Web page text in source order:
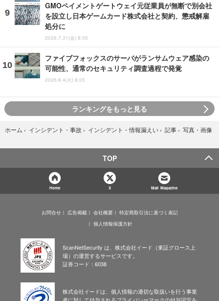
GMOペイメントゲートウェイ元従業員が無断で別会社
を設立し日本ゲームカード株式会社と契約、懲戒解雇
処分に
2026.7.31(金) 8:05
ファイブフォックスのサーバがランサムウェア感染の
可能性、通常のセキュリティ調査過程で発覚
2026.8.4(火) 8:05
ランキングをもっと見る
ホーム › インシデント・事故 › インシデント・情報漏えい › 記事 › 写真・画像
TOP
Home X Mail Magazine
お問合せ 広告掲載 会社概要
特定商取引法に基づく表記
個人情報保護方針
ScanNetSecurity は、株式会社イード（東証グロース上
場）の運営するサービスです。
証券コード：6038
株式会社イードは、個人情報の適切な取扱いを行う事業